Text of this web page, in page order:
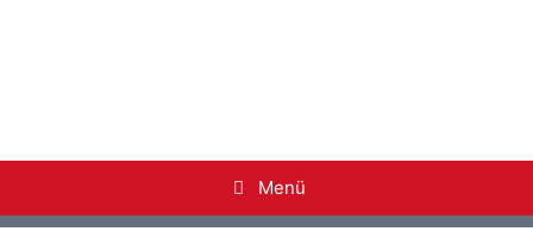
Menü